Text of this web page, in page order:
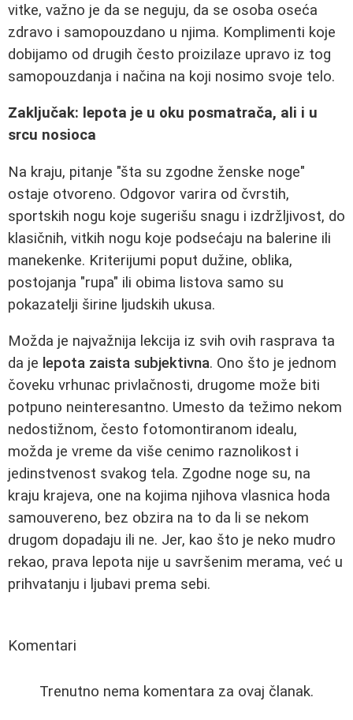
vitke, važno je da se neguju, da se osoba oseća
zdravo i samopouzdano u njima. Komplimenti koje
dobijamo od drugih često proizilaze upravo iz tog
samopouzdanja i načina na koji nosimo svoje telo.
Zaključak: lepota je u oku posmatrača, ali i u
srcu nosioca
Na kraju, pitanje "šta su zgodne ženske noge"
ostaje otvoreno. Odgovor varira od čvrstih,
sportskih nogu koje sugerišu snagu i izdržljivost, do
klasičnih, vitkih nogu koje podsećaju na balerine ili
manekenke. Kriterijumi poput dužine, oblika,
postojanja "rupa" ili obima listova samo su
pokazatelji širine ljudskih ukusa.
Možda je najvažnija lekcija iz svih ovih rasprava ta
da je lepota zaista subjektivna. Ono što je jednom
čoveku vrhunac privlačnosti, drugome može biti
potpuno neinteresantno. Umesto da težimo nekom
nedostižnom, često fotomontiranom idealu,
možda je vreme da više cenimo raznolikost i
jedinstvenost svakog tela. Zgodne noge su, na
kraju krajeva, one na kojima njihova vlasnica hoda
samouvereno, bez obzira na to da li se nekom
drugom dopadaju ili ne. Jer, kao što je neko mudro
rekao, prava lepota nije u savršenim merama, već u
prihvatanju i ljubavi prema sebi.
Komentari
Trenutno nema komentara za ovaj članak.